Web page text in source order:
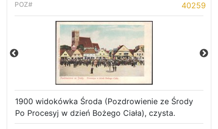
40259
1900 widokówka Środa (Pozdrowienie ze Środy
Po Procesyj w dzień Bożego Ciała), czysta.